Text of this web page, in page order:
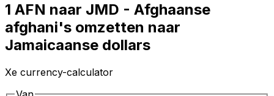
1 AFN naar JMD - Afghaanse
afghani's omzetten naar
Jamaicaanse dollars
Xe currency-calculator